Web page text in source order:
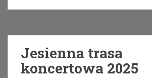
Jesienna trasa
koncertowa 2025